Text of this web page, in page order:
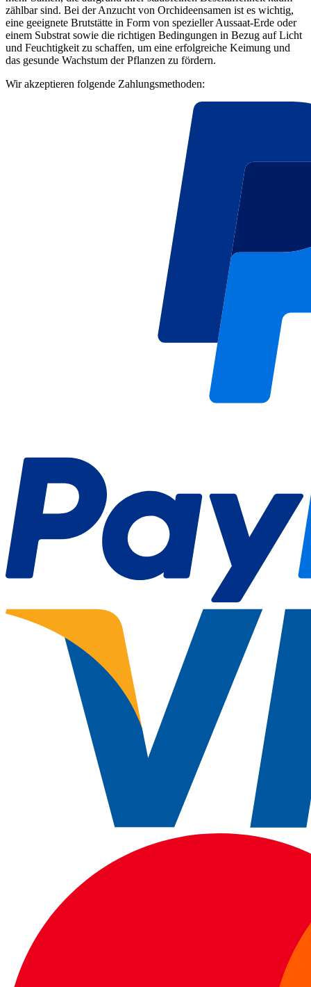
zählbar sind. Bei der Anzucht von Orchideensamen ist es wichtig,
eine geeignete Brutstätte in Form von spezieller Aussaat-Erde oder
einem Substrat sowie die richtigen Bedingungen in Bezug auf Licht
und Feuchtigkeit zu schaffen, um eine erfolgreiche Keimung und
das gesunde Wachstum der Pflanzen zu fördern.
Wir akzeptieren folgende Zahlungsmethoden: